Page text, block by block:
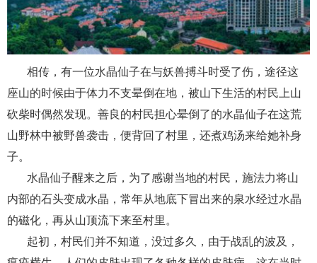
相传，有一位水晶仙子在与妖兽搏斗时受了伤，途径这
座山的时候由于体力不支晕倒在地，被山下生活的村民上山
砍柴时偶然发现。善良的村民担心晕倒了的水晶仙子在这荒
山野林中被野兽袭击，便背回了村里，还煮鸡汤来给她补身
子。
水晶仙子醒来之后，为了感谢当地的村民，施法力将山
内部的石头变成水晶，常年从地底下冒出来的泉水经过水晶
的磁化，再从山顶流下来至村里。
起初，村民们并不知道，没过多久，由于战乱的波及，